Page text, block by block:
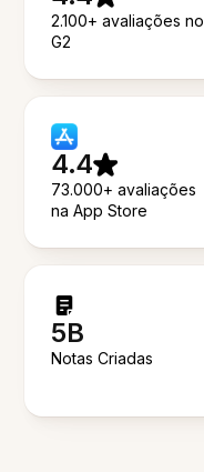
2.100+ avaliações no
G2
4.4
73.000+ avaliações
na App Store
5B
Notas Criadas